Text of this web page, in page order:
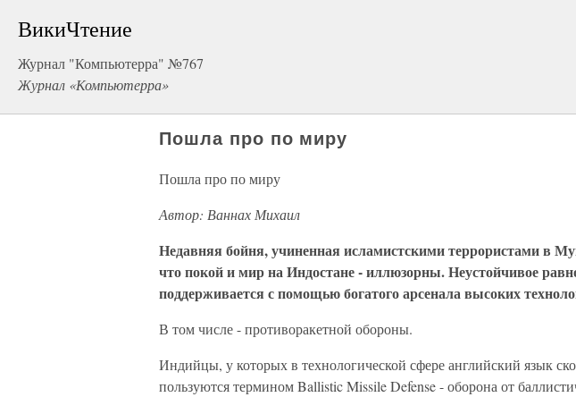
ВикиЧтение
Журнал "Компьютерра" №767
Журнал «Компьютерра»
Пошла про по миру
Пошла про по миру
Автор: Ваннах Михаил
Недавняя бойня, учиненная исламистскими террористами в
что покой и мир на Индостане - иллюзорны. Неустойчивое
поддерживается с помощью богатого арсенала высоких
В том числе - противоракетной обороны.
Индийцы, у которых в технологической сфере английский язык
пользуются термином Ballistic Missile Defense - оборона от